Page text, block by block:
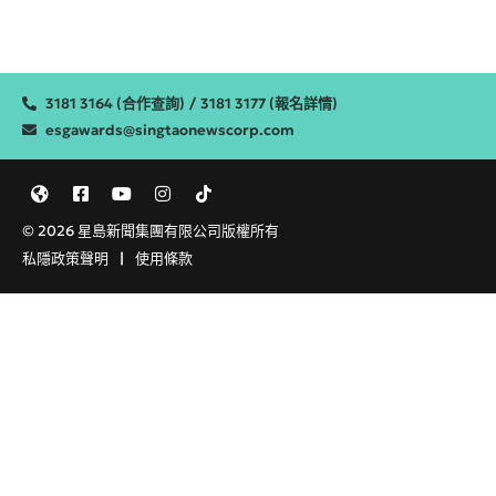
3181 3164 (合作查詢) / 3181 3177 (報名詳情)
esgawards@singtaonewscorp.com
© 2026 星島新聞集團有限公司版權所有
私隱政策聲明
| 使用條款